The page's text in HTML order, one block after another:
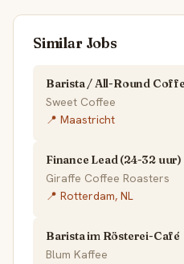
Similar Jobs
Barista / All-Round
Sweet Coffee
📍 Maastricht
Finance Lead (24-32 uur)
Giraffe Coffee Roasters
📍 Rotterdam, NL
Barista im Rösterei-Café
Blum Kaffee